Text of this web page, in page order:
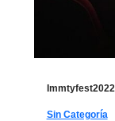
Immtyfest2022
Sin Categoría